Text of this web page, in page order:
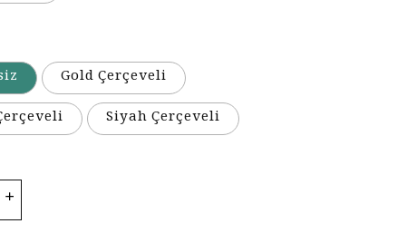
Gold Çerçeveli
Siyah Çerçeveli